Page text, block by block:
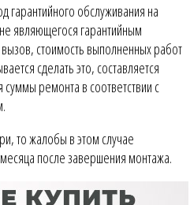
гарантийного обслуживания на
являющегося гарантийным
стоимость выполненных работ
сделать это, составляется
суммы ремонта в соответствии с
то жалобы в этом случае
после завершения монтажа.